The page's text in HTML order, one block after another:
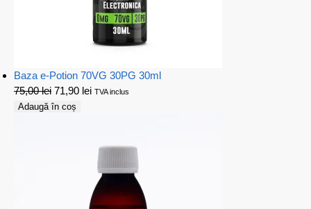
Baza e-Potion 70VG 30PG 30ml
75,00lei 71,90 lei TVA inclus
Adaugă în coș